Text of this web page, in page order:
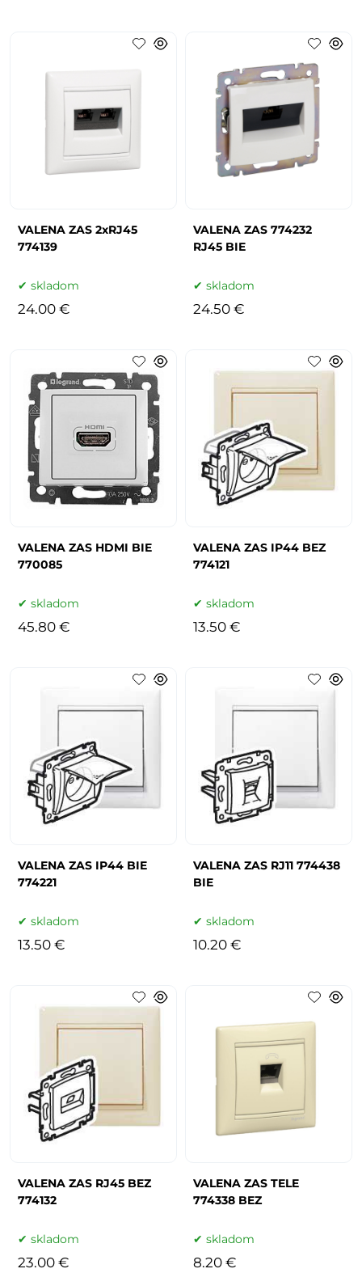
VALENA ZAS 2xRJ45
774139
skladom
24.00 €
VALENA ZAS 774232
RJ45 BIE
skladom
24.50 €
VALENA ZAS HDMI BIE
770085
skladom
45.80 €
VALENA ZAS IP44 BEZ
774121
skladom
13.50 €
VALENA ZAS IP44 BIE
774221
skladom
13.50 €
VALENA ZAS RJ11 774438
BIE
skladom
10.20 €
VALENA ZAS RJ45 BEZ
774132
skladom
23.00 €
VALENA ZAS TELE
774338 BEZ
skladom
8.20 €